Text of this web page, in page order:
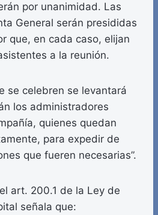
por unanimidad. Las
General serán presididas
que, en cada caso, elijan
a la reunión.
se celebren se levantará
los administradores
quienes quedan
para expedir de
que fueren necesarias”.
art. 200.1 de la Ley de
señala que: